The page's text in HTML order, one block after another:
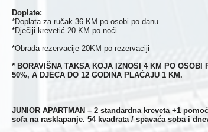
Doplate:
*Doplata za ručak 36 KM po osobi po danu
*Dječiji krevetić 20 KM po noći
*Obrada rezervacije 20KM po rezervaciji
* BORAVIŠNA TAKSA KOJA IZNOSI 4 KM PO OSOBI
50%, A DJECA DO 12 GODINA PLAĆAJU 1 KM.
JUNIOR APARTMAN – 2 standardna kreveta +1
sofa na rasklapanje. 54 kvadrata / spavaća soba i